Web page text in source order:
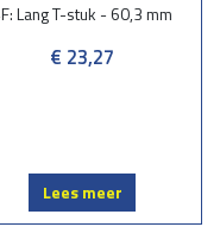
Lang T-stuk - 60,3 mm
€ 23,27
Lees meer